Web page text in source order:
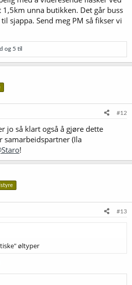
1,5km unna butikken. Det går buss
sjappa. Send meg PM så fikser vi
og 5 til
#12
jo så klart også å gjøre dette
samarbeidspartner (Ila
!
#13
øltyper